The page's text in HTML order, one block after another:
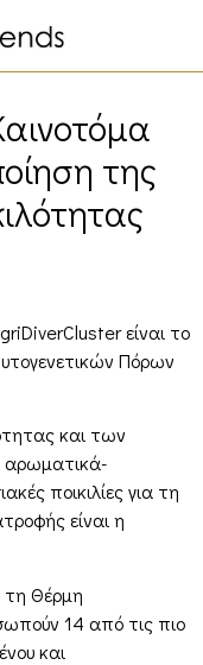
της
είναι το
Πόρων
και των
αρωματικά-
ποικιλίες για τη
είναι η
τη Θέρμη
14 από τις πιο
και